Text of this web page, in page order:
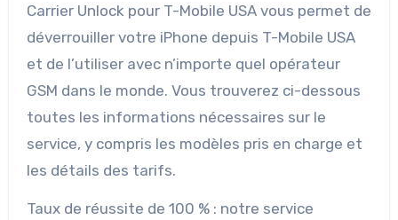
Carrier Unlock pour T-Mobile USA vous permet de
déverrouiller votre iPhone depuis T-Mobile USA
et de l’utiliser avec n’importe quel opérateur
GSM dans le monde. Vous trouverez ci-dessous
toutes les informations nécessaires sur le
service, y compris les modèles pris en charge et
les détails des tarifs.
Taux de réussite de 100 % : notre service